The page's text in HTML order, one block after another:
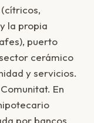
la propia
puerto
cerámico
y servicios.
En
por bancos